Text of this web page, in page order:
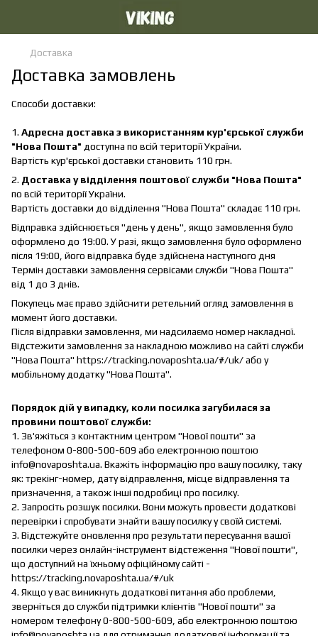
Доставка
Доставка замовлень
Способи доставки:
1. Адресна доставка з використанням кур'єрської служби
"Нова Пошта" доступна по всій території України.
Вартість кур'єрської доставки становить 110 грн.
2. Доставка у відділення поштової служби "Нова Пошта"
по всій території України.
Вартість доставки до відділення "Нова Пошта" складає 110 грн.
Відправка здійснюється "день у день", якщо замовлення було
оформлено до 19:00. У разі, якщо замовлення було оформлено
після 19:00, його відправка буде здійснена наступного дня
Термін доставки замовлення сервісами служби "Нова Пошта"
від 1 до 3 днів.
Покупець має право здійснити ретельний огляд замовлення в
момент його доставки.
Після відправки замовлення, ми надсилаємо номер накладної.
Відстежити замовлення за накладною можливо на сайті служби
"Нова Пошта" https://tracking.novaposhta.ua/#/uk/ або у
мобільному додатку "Нова Пошта".
Порядок дій у випадку, коли посилка загубилася за
провини поштової служби:
1. Зв'яжіться з контактним центром "Нової пошти" за
телефоном 0-800-500-609 або електронною поштою
info@novaposhta.ua. Вкажіть інформацію про вашу посилку, таку
як: трекінг-номер, дату відправлення, місце відправлення та
призначення, а також інші подробиці про посилку.
2. Запросіть розшук посилки. Вони можуть провести додаткові
перевірки і спробувати знайти вашу посилку у своїй системі.
3. Відстежуйте оновлення про результати пересування вашої
посилки через онлайн-інструмент відстеження "Нової пошти",
що доступний на їхньому офіційному сайті -
https://tracking.novaposhta.ua/#/uk
4. Якщо у вас виникнуть додаткові питання або проблеми,
зверніться до служби підтримки клієнтів "Нової пошти" за
номером телефону 0-800-500-609, або електронною поштою